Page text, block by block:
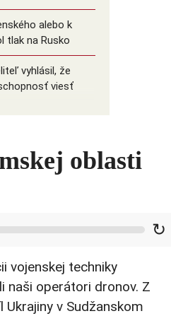
alebo k
tlak na Rusko
vyhlásil, že
viesť
oblasti
↻
vojenskej techniky
naši operátori dronov. Z
v Sudžanskom